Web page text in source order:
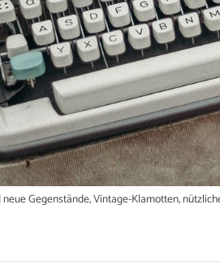
Gegenstände, Vintage-Klamotten,